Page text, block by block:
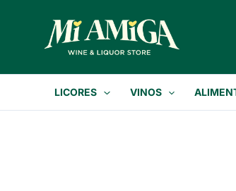
contenido
LICORES VINOS